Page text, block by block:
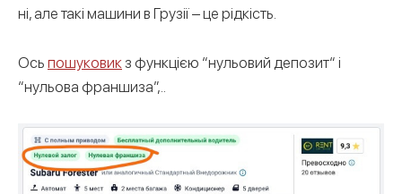
ні, але такі машини в Грузії – це рідкість.
Ось пошуковикз функцією “нульовий депозит“ і
“нульова франшиза”,..